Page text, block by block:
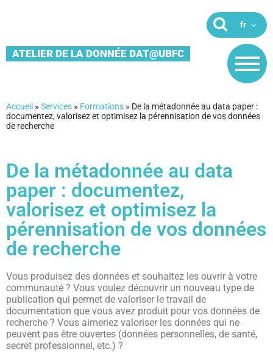
ATELIER DE LA DONNÉE DAT@UBFC
Accueil » Services » Formations » De la métadonnée au data paper :
documentez, valorisez et optimisez la pérennisation de vos données
de recherche
De la métadonnée au data
paper : documentez,
valorisez et optimisez la
pérennisation de vos données
de recherche
Vous produisez des données et souhaitez les ouvrir à votre
communauté ? Vous voulez découvrir un nouveau type de
publication qui permet de valoriser le travail de
documentation que vous avez produit pour vos données de
recherche ? Vous aimeriez valoriser les données qui ne
peuvent pas être ouvertes (données personnelles, de santé,
secret professionnel, etc.) ?